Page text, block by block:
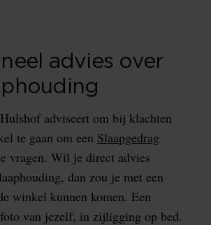
advies over
adviseert om bij klachten
te gaan om een Slaapgedrag
vragen. Wil je direct advies
dan zou je met een
winkel kunnen komen. Een
van jezelf, in zijligging op bed.